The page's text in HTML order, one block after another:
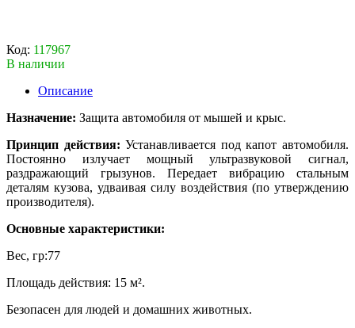
Код: 117967
В наличии
Описание
Назначение: Защита автомобиля от мышей и крыс.
Принцип действия: Устанавливается под капот автомобиля.
Постоянно излучает мощный ультразвуковой сигнал,
раздражающий грызунов. Передает вибрацию стальным
деталям кузова, удваивая силу воздействия (по утверждению
производителя).
Основные характеристики:
Вес, гр:77
Площадь действия: 15 м².
Безопасен для людей и домашних животных.